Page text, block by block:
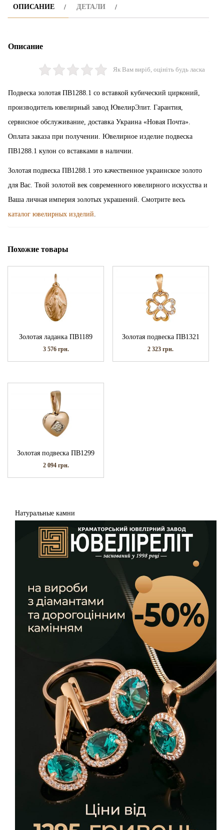
ОПИСАНИЕ ДЕТАЛИ
Описание
Як Вам виріб, оцініть будь ласка
Подвеска золотая ПВ1288.1 со вставкой кубический цирконий,
производитель ювелирный завод ЮвелирЭлит. Гарантия,
сервисное обслуживание, доставка Украина «Новая Почта».
Оплата заказа при получении. Ювелирное изделие подвеска
ПВ1288.1 кулон со вставками в наличии.
Золотая подвеска ПВ1288.1 это качественное украинское золото
для Вас. Твой золотой век современного ювелирного искусства и
Ваша личная империя золотых украшений. Смотрите весь
каталог ювелирных изделий
Похожие товары
Золотая ладанка ПВ1189
3 576 грн.
Золотая подвеска ПВ1321
2 323грн.
Золотая подвеска ПВ1299
2 094 грн.
Натуральные камни